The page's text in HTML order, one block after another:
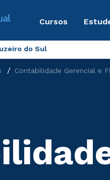
Cursos
do Sul
Contabilidade Gerencial e